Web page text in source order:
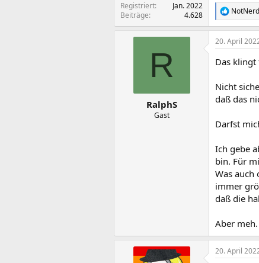
Registriert
Jan. 2022
Beiträge
4.628
R
e
a
k
i
n
e
n
R
RalphS
Gast
20. April
Das klingt
Nicht
daß das
Darfst
Ich gebe
bin. Für
Was auch
immer
daß die
Aber meh.
20. April